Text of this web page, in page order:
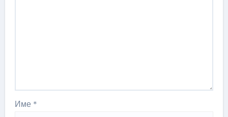
Име *